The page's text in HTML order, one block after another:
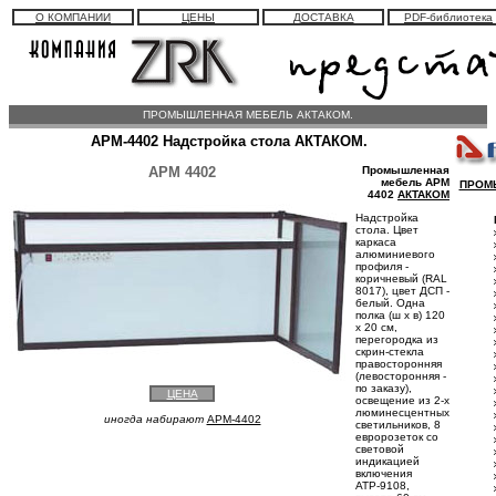
О КОМПАНИИ ЦЕНЫ ДОСТАВКА PDF-библиотека
ПРОМЫШЛЕННАЯ МЕБЕЛЬ АКТАКОМ.
АРМ-4402 Надстройка стола АКТАКОМ.
АРМ 4402
Промышленная
мебель АРМ
4402 АКТАКОМ
Надстройка
стола. Цвет
каркаса
алюминиевого
профиля -
коричневый (RAL
8017), цвет ДСП -
белый. Одна
полка (ш х в) 120
х 20 см,
перегородка из
скрин-стекла
правосторонняя
(левосторонняя -
по заказу),
освещение из 2-х
люминесцентных
светильников, 8
евророзеток со
световой
индикацией
включения
АТР-9108,
ЦЕНА
иногда набирают APM-4402